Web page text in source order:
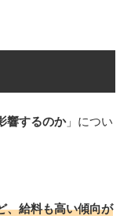
響するのか」につい
、給料も高い傾向が